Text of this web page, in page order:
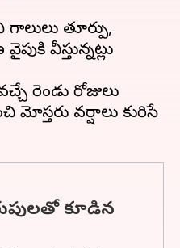
తూర్పు,
వీస్తున్నట్లు
రెండు రోజులు
వర్షాలు కురిసే
కూడిన